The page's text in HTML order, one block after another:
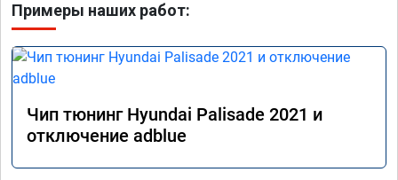
Примеры наших работ:
Чип тюнинг Hyundai Palisade 2021 и
отключение adblue